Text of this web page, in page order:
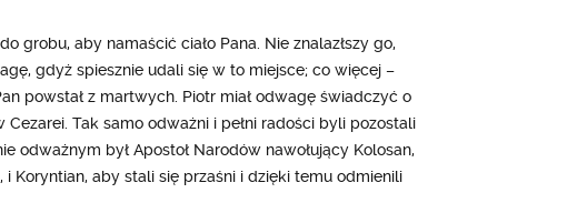
grobu, aby namaścić ciało Pana. Nie znalazłszy go,
gdyż spiesznie udali się w to miejsce; co więcej –
powstał z martwych. Piotr miał odwagę świadczyć o
Tak samo odważni i pełni radości byli pozostali
odważnym był Apostoł Narodów nawołujący Kolosan,
Koryntian, aby stali się przaśni i dzięki temu odmienili